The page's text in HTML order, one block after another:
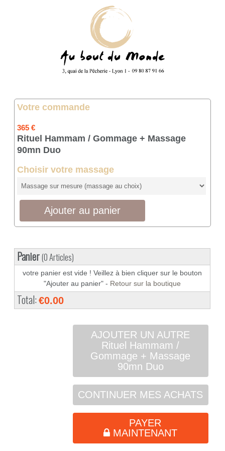
Votre commande
365 €
Rituel Hammam / Gommage + Massage
90mn Duo
Choisir votre massage
Panier(0 Articles)
Total:€0.00
votre panier est vide ! Veillez à bien cliquer sur le bouton
"Ajouter au panier" - Retour sur la boutique
AJOUTER UN AUTRE
Rituel Hammam /
Gommage + Massage
90mn Duo
CONTINUER MES ACHATS
PAYER
MAINTENANT